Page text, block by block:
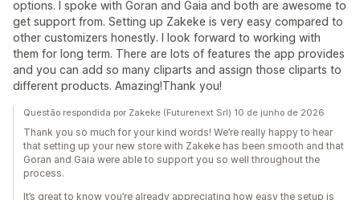
options. I spoke with Goran and Gaia and both are awesome to
get support from. Setting up Zakeke is very easy compared to
other customizers honestly. I look forward to working with
them for long term. There are lots of features the app provides
and you can add so many cliparts and assign those cliparts to
different products. Amazing!Thank you!
Questão respondida por Zakeke (Futurenext Srl) 10 de junho de 2026
Thank you so much for your kind words! We’re really happy to hear
that setting up your new store with Zakeke has been smooth and that
Goran and Gaia were able to support you so well throughout the
process.
It’s great to know you’re already appreciating how easy the setup is